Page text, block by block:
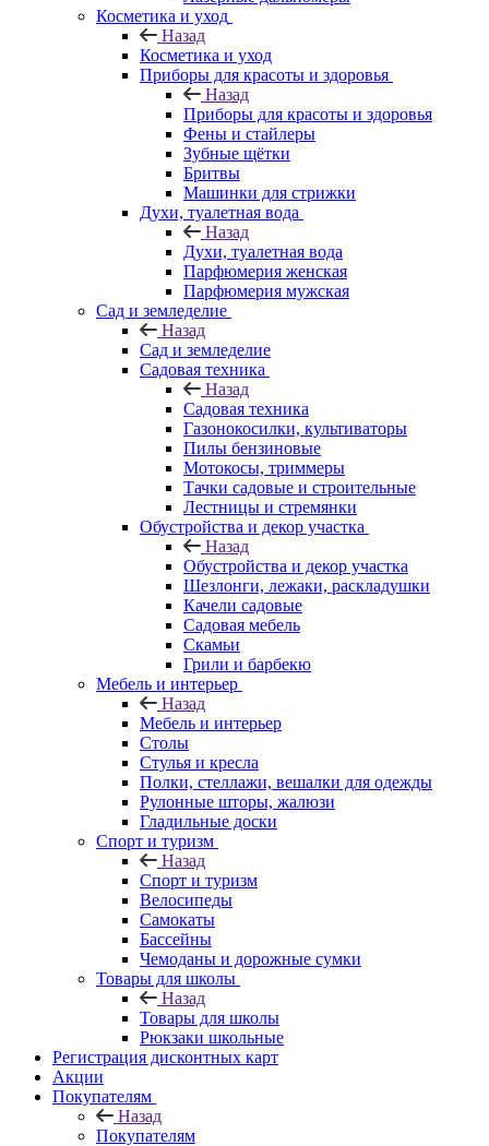
Косметика и уход
Назад
Косметика и уход
Приборы для красоты и здоровья
Назад
Приборы для красоты и здоровья
Фены и стайлеры
Зубные щётки
Бритвы
Машинки для стрижки
Духи, туалетная вода
Назад
Духи, туалетная вода
Парфюмерия женская
Парфюмерия мужская
Сад и земледелие
Назад
Сад и земледелие
Садовая техника
Назад
Садовая техника
Газонокосилки, культиваторы
Пилы бензиновые
Мотокосы, триммеры
Тачки садовые и строительные
Лестницы и стремянки
Обустройства и декор участка
Назад
Обустройства и декор участка
Шезлонги, лежаки, раскладушки
Качели садовые
Садовая мебель
Скамьи
Грили и барбекю
Мебель и интерьер
Назад
Мебель и интерьер
Столы
Стулья и кресла
Полки, стеллажи, вешалки для одежды
Рулонные шторы, жалюзи
Гладильные доски
Спорт и туризм
Назад
Спорт и туризм
Велосипеды
Самокаты
Бассейны
Чемоданы и дорожные сумки
Товары для школы
Назад
Товары для школы
Рюкзаки школьные
Регистрация дисконтных карт
Акции
Покупателям
Назад
Покупателям